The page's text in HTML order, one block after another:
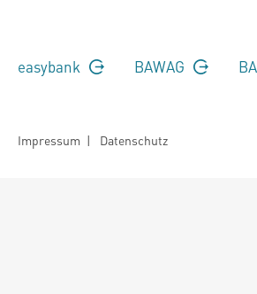
easybank BAWAG
Impressum | Datenschutz